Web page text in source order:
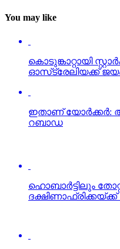
You may like
കൊടുങ്കാറ്റായി
ഓസ്‌ട്രേലിയക്ക്
ഇതാണ് യോര്‍ക്കര്‍:
റബാഡ
ഹൊബാര്‍ട്ടിലും
ദക്ഷിണാഫ്രിക്കയ്ക്ക്